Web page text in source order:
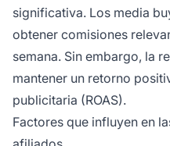
significativa. Los media
obtener comisiones
semana. Sin embargo, la
mantener un retorno
publicitaria (ROAS).
Factores que influyen en